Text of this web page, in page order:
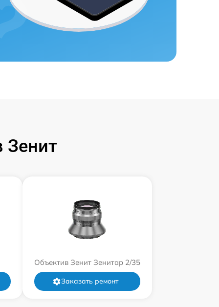
Зенит
Объектив Зенит Зенитар 2/35
Заказать ремонт